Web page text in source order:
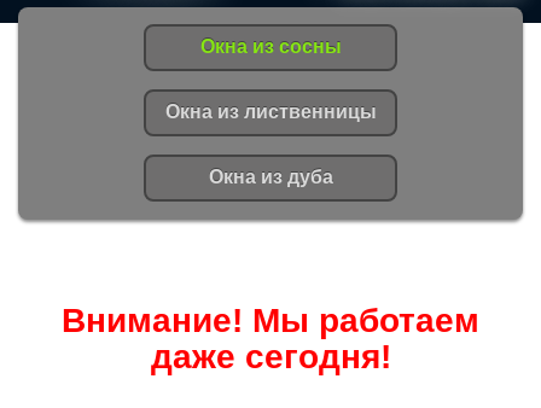
Окна из сосны
Окна из лиственницы
Окна из дуба
Внимание! Мы работаем
даже сегодня!